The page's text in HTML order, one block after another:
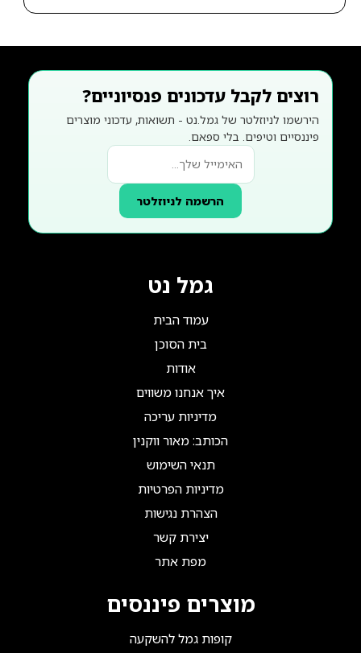
רוצים לקבל עדכונים פנסיוניים?
הירשמו לניוזלטר של גמל.נט - תשואות, עדכוני מוצרים
פיננסיים וטיפים. בלי ספאם.
הרשמה לניוזלטר
גמל נט
עמוד הבית
בית הסוכן
אודות
איך אנחנו משווים
מדיניות עריכה
הכותב: מאור ווקנין
תנאי השימוש
מדיניות הפרטיות
הצהרת נגישות
יצירת קשר
מפת אתר
מוצרים פיננסים
קופות גמל להשקעה